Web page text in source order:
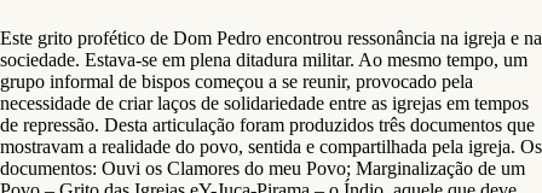
Este grito profético de Dom Pedro encontrou ressonância na igreja e na
sociedade. Estava-se em plena ditadura militar. Ao mesmo tempo, um
grupo informal de bispos começou a se reunir, provocado pela
necessidade de criar laços de solidariedade entre as igrejas em tempos
de repressão. Desta articulação foram produzidos três documentos que
mostravam a realidade do povo, sentida e compartilhada pela igreja. Os
documentos: Ouvi os Clamores do meu Povo; Marginalização de um